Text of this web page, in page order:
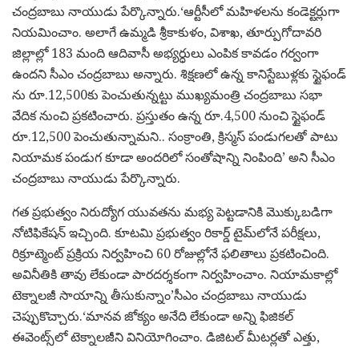
చంద్రబాబు నాయుడు పేర్కొన్నారు.‘ఆర్టీసీలో మహిళలను కండెక్టర్లుగా
నియమించాం. అలాగే ఉమ్మడి శ్రీకాకుళం, విశాఖ, తూర్పుగోదావరి
జిల్లాల్లో 183 మంది ఆదివాసీ అభ్యర్ధులు ఎంపిక కావడం గర్వంగా
ఉందని సీఎం చంద్రబాబు అన్నారు. శిక్షణలో ఉన్న కానిస్టేబుళ్లకు స్టైఫండ్
ను రూ.12,500కు పెంచుతున్నట్టు ముఖ్యమంత్రి చంద్రబాబు సభా
వేదిక నుంచి ప్రకటించారు. ప్రస్తుతం ఉన్న రూ.4,500 నుంచి స్టైఫండ్
రూ.12,500 పెంచుతున్నామని.. సంక్రాంతి, క్రిస్మస్ పండుగలతో పాటు
నియామక పండుగ కూడా అందరిలో సంతోషాన్ని నింపింది’ అని సీఎం
చంద్రబాబు నాయుడు పేర్కొన్నారు.
గత ప్రభుత్వం నిరుద్యోగ యువతను మభ్య పెట్టడానికి మొక్కుబడిగా
నోటిఫికేషన్ ఇచ్చింది. కూటమి ప్రభుత్వం రికార్డ్ టైమ్‌లోనే పరీక్షలు,
రిక్రూట్మెంట్ ప్రక్రియ నిర్వహించి 60 రోజుల్లోనే ఫలితాలు ప్రకటించింది.
అవినీతికి తావు లేకుండా పారదర్శకంగా నిర్వహించాం. నియామకాల్లో
టెక్నాలజీ సాయాన్ని తీసుకున్నాం’సీఎం చంద్రబాబు నాయుడు
చెప్పుకొచ్చారు.‘మానవ జోక్యం అనేది లేకుండా అన్ని ఫిజికల్
ఈవెంట్స్‌లో టెక్నాలజీని వినియోగించాం. డిజిటల్ మీటర్లతో ఎత్తు,